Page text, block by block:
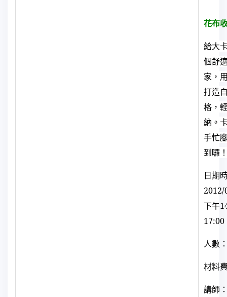
花布
給大
個舒
家，
打造
格，
納。
手忙
到囉
日期
下午
17:00
人數
材料
講師